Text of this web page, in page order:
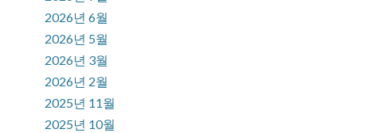
2026년 6월
2026년 5월
2026년 3월
2026년 2월
2025년 11월
2025년 10월